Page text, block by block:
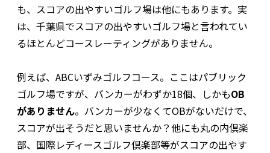
も、スコアの出やすいゴルフ場は他にもあります。実
は、千葉県でスコアの出やすいゴルフ場と言われてい
るほとんどコースレーティングがありません。
例えば、ABCいずみゴルフコース。ここはパブリック
ゴルフ場ですが、バンカーがわずか18個、しかもOB
がありません。バンカーが少なくてOBがないだけで、
スコアが出そうだと思いませんか？他にも丸の内倶楽
部、国際レディースゴルフ倶楽部等がスコアの出やす